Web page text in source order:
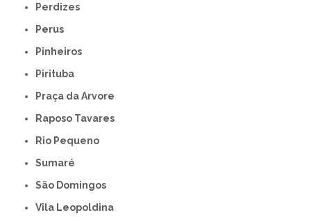
Perdizes
Perus
Pinheiros
Pirituba
Praça da Arvore
Raposo Tavares
Rio Pequeno
Sumaré
São Domingos
Vila Leopoldina